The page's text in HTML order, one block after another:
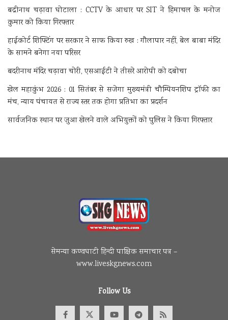
बद्रीनाथ चढ़ावा घोटाला : CCTV के आधार पर SIT ने हिमाचल के मनोज
कुमार को किया गिरफ्तार
हाईकोर्ट शिफ्टिंग पर सरकार ने साफ किया रुख : गौलापार नहीं, बेल बाबा मंदिर
के सामने बनेगा नया परिसर
बदरीनाथ मंदिर चढ़ावा चोरी, एसआईटी ने तीसरे आरोपी को दबोचा
खेल महाकुंभ 2026 : 01 सितंबर से सजेगा मुख्यमंत्री चौम्पियनशिप ट्रॉफी का
मंच, न्याय पंचायत से राज्य स्तर तक होगा प्रतिभा का प्रदर्शन
सार्वजनिक स्थान पर जुआ खेलने वाले अभियुक्तों को पुलिस ने किया गिरफ्तार
सेमन्या कण्वघाटी हिन्दी पाक्षिक समाचार पत्र –
www.liveskgnews.com
Follow Us